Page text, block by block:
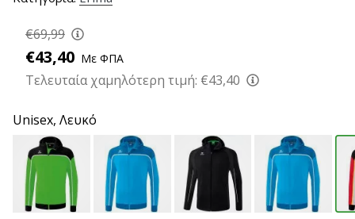
μαζί
μας
πρεσβευτής
μάρκας
μας.
11. 8. 2022
•
€69,99
€43,40 Με ΦΠΑ
Τελευταία χαμηλότερη τιμή: €43,40
Unisex, Λευκό